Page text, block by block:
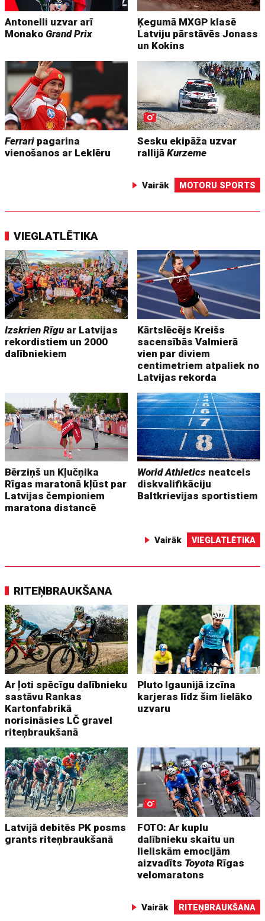
Antonelli uzvar arī
MonakoGrand Prix
Ķegumā MXGP klasē
Latviju pārstāvēs Jonass
un Kokins
Ferrari pagarina
vienošanos ar Leklēru
Sesku ekipāža uzvar
rallijāKurzeme
Vairāk MOTORU SPORTS
VIEGLATLĒTIKA
Izskrien Rīguar Latvijas
rekordistiem un 2000
dalībniekiem
Kārtslēcējs Kreišs
sacensībās Valmierā
vien par diviem
centimetriem atpaliek no
Latvijas rekorda
Bērziņš un Kļučņika
Rīgas maratonā kļūst par
Latvijas čempioniem
maratona distancē
World Athletics neatcels
diskvalifikāciju
Baltkrievijas sportistiem
Vairāk VIEGLATLĒTIKA
RITEŅBRAUKŠANA
Ar ļoti spēcīgu dalībnieku
sastāvu Rankas
Kartonfabrikā
norisināsies LČ gravel
riteņbraukšanā
Pluto Igaunijā izcīna
karjeras līdz šim lielāko
uzvaru
Latvijā debitēs PK posms
grants riteņbraukšanā
FOTO: Ar kuplu
dalībnieku skaitu un
lieliskām emocijām
aizvadīts Toyota Rīgas
velomaratons
Vairāk RITEŅBRAUKŠANA